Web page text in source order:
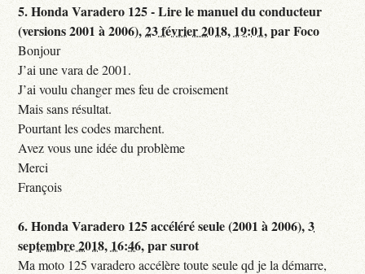
5.Honda Varadero 125 - Lire le manuel du conducteur
(versions 2001 à 2006),23 février 2018, 19:01,parFoco
Bonjour
J’ai une vara de 2001.
J’ai voulu changer mes feu de croisement
Mais sans résultat.
Pourtant les codes marchent.
Avez vous une idée du problème
Merci
François
6.Honda Varadero 125 accéléré seule (2001 à 2006),3
septembre 2018, 16:46,parsurot
Ma moto 125 varadero accélère toute seule qd je la démarre,